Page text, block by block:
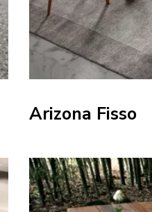
Arizona Fisso